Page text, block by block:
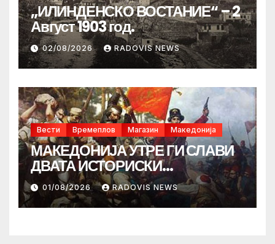
„ИЛИНДЕНСКО ВОСТАНИЕ“ – 2
Август 1903 год.
02/08/2026 RADOVIS NEWS
Вести Времеплов Магазин Македонија
МАКЕДОНИЈА УТРЕ ГИ СЛАВИ
ДВАТА ИСТОРИСКИ
ИЛИНДЕНА!
01/08/2026 RADOVIS NEWS